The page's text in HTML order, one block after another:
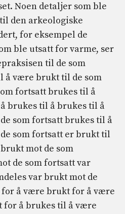
Noen detaljer som ble
den arkeologiske
for eksempel de
ble utsatt for varme, ser
til de som
å være brukt til de som
fortsatt brukes til å
brukes til å brukes til å
som fortsatt brukes til å
som fortsatt er brukt til
mot de som
de som fortsatt var
var brukt mot de
å være brukt for å være
å brukes til å være